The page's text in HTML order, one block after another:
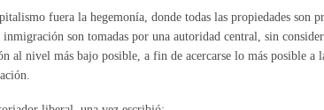
fuera la hegemonía, donde todas las propiedades
son tomadas por una autoridad central, sin
al nivel más bajo posible, a fin de acercarse lo más posible